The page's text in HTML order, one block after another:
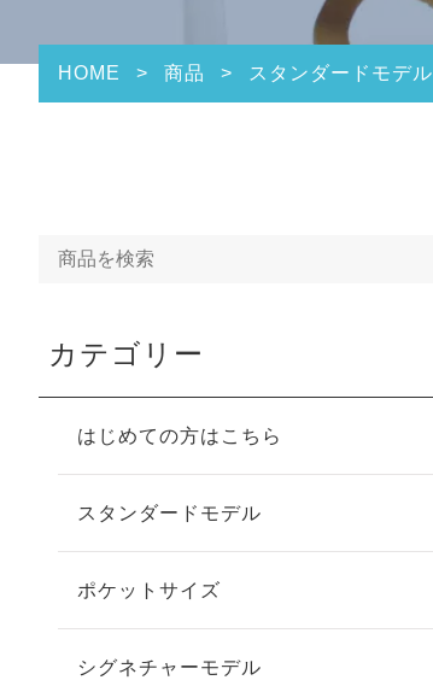
HOME > 商品 > スタンダードモデル
カテゴリー
はじめての方はこちら
スタンダードモデル
ポケットサイズ
シグネチャーモデル